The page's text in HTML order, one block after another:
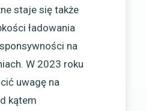
staje się także
ładowania
na
W 2023 roku
uwagę na
kątem